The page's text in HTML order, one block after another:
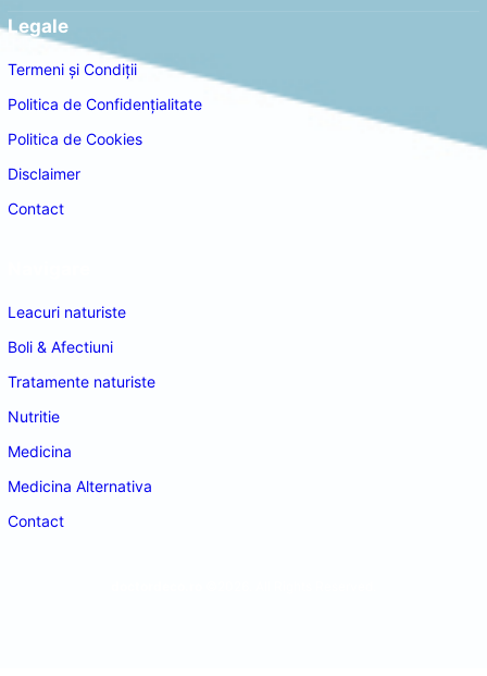
Legale
Termeni și Condiții
Politica de Confidențialitate
Politica de Cookies
Disclaimer
Contact
Leacuri naturiste
Boli & Afectiuni
Tratamente naturiste
Nutritie
Medicina
Medicina Alternativa
Contact